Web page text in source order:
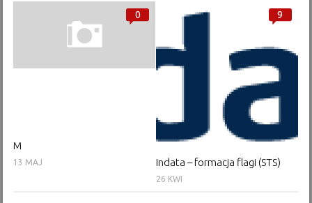
0
M
13 MAJ
9
Indata – formacja flagi (STS)
26 KWI